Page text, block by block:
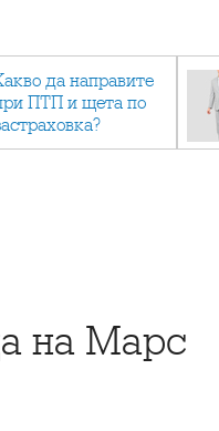
да направите
ПТП и щета по
на Марс